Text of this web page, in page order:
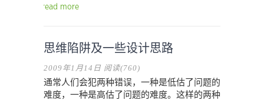
read more
思维陷阱及一些设计思路
2009年1月14日 阅读(760)
通常人们会犯两种错误，一种是低估了问题的
难度，一种是高估了问题的难度。这样的两种